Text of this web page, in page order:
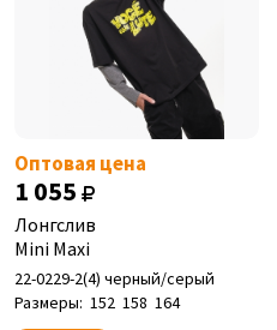
Оптовая цена
1 055
Лонгслив
Mini Maxi
22-0229-2(4) черный/серый
Размеры: 152 158 164